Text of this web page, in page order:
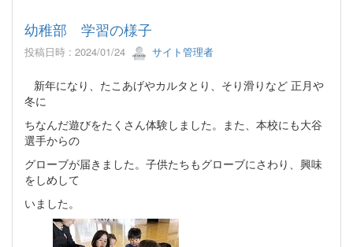
幼稚部 学習の様子
投稿日時 : 2024/01/24 サイト管理者
新年になり、たこあげやカルタとり、そり滑りなど 正月や
冬に
ちなんだ遊びをたくさん体験しました。また、本校にも大谷
選手からの
グローブが届きました。子供たちもグローブにさわり、興味
をしめして
いました。